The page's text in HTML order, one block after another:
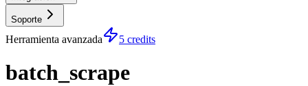
Soporte
Herramienta avanzada 5 credits
batch_scrape